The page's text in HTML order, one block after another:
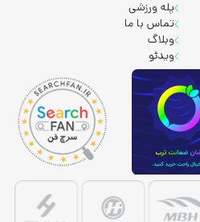
پله ورزشی
تماس با ما
وبلاگ
ویدئو